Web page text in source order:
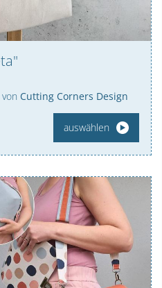
Cutting Corners Design
auswählen